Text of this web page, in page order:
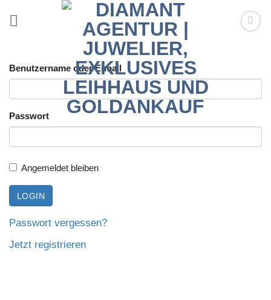
Inhalt
Benutzername oder E-mail
Passwort
Angemeldet bleiben
Passwort vergessen?
Jetzt registrieren